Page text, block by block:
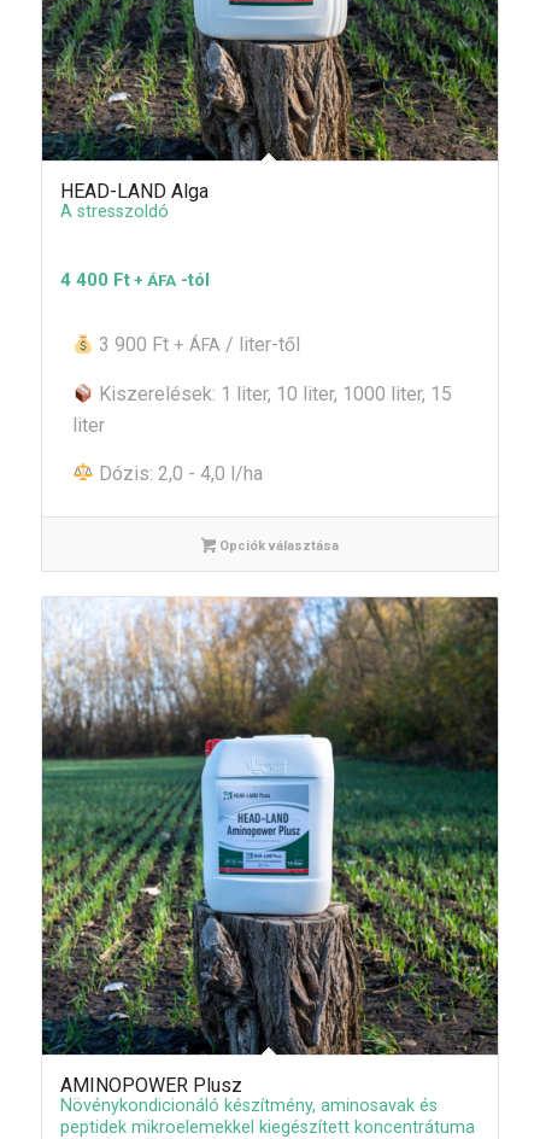
HEAD-LAND Alga
A stresszoldó
4 400 Ft+ ÁFA-tól
3 900 Ft+ ÁFA/ liter-től
Kiszerelések: 1 liter, 10 liter, 1000 liter, 15
liter
Dózis: 2,0 - 4,0 l/ha
Opciók választása
AMINOPOWER Plusz
Növénykondicionáló készítmény, aminosavak és
peptidek mikroelemekkel kiegészített koncentrátuma